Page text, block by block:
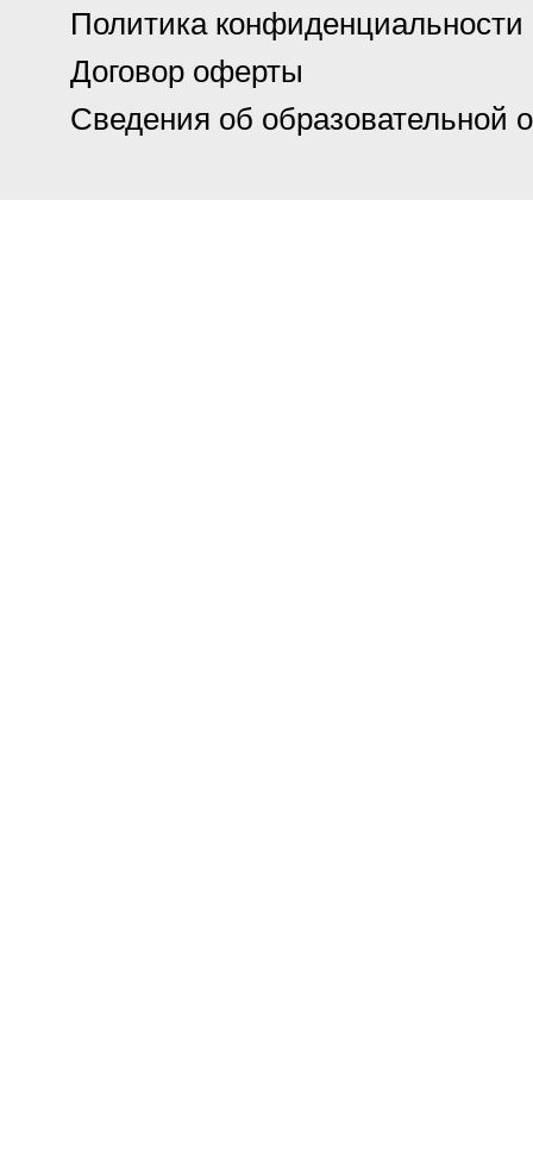
Политика конфиденциальности
Договор оферты
Сведения об образовательной